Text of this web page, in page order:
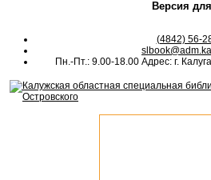
Версия
(4842) 56-
Пн.-Пт.: 9.00-18.00 Адрес: г.